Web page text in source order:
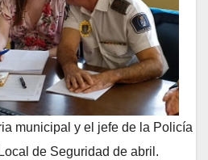
municipal y el jefe de la Policía
de Seguridad de abril.